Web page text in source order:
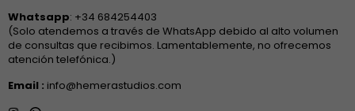
Whatsapp: +34 684254403
(Solo atendemos a través de WhatsApp debido al alto volumen
de consultas que recibimos. Lamentablemente, no ofrecemos
atención telefónica.)
Email : info@hemerastudios.com